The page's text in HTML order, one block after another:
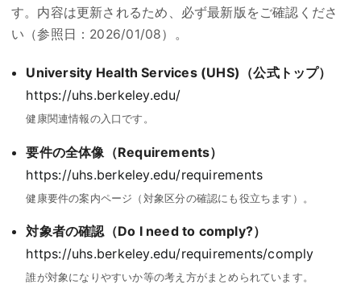
す。内容は更新されるため、必ず最新版をご確認くださ
い（参照日： 2026/01/08）。
University Health Services (UHS) （公式トップ）
https://uhs.berkeley.edu/
健康関連情報の入口です。
要件の全体像（Requirements）
https://uhs.berkeley.edu/requirements
健康要件の案内ページ（対象区分の確認にも役立ちます）。
対象者の確認（Do I need to comply?）
https://uhs.berkeley.edu/requirements/comply
誰が対象になりやすいか等の考え方がまとめられています。